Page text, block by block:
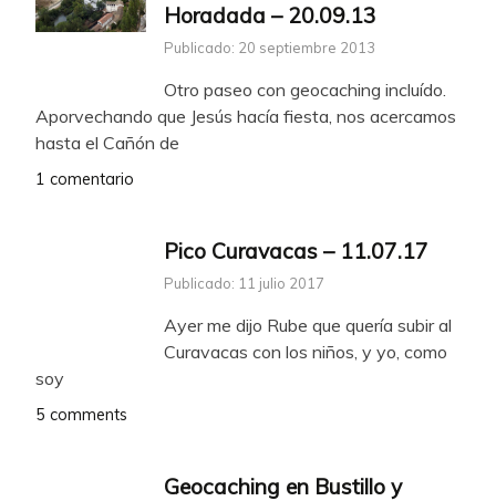
Horadada – 20.09.13
Publicado: 20 septiembre 2013
Otro paseo con geocaching incluído.
Aporvechando que Jesús hacía fiesta, nos acercamos
hasta el Cañón de
1 comentario
Pico Curavacas – 11.07.17
Publicado: 11 julio 2017
Ayer me dijo Rube que quería subir al
Curavacas con los niños, y yo, como
soy
5 comments
Geocaching en Bustillo y